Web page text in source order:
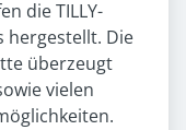
die TILLY-
hergestellt. Die
überzeugt
vielen